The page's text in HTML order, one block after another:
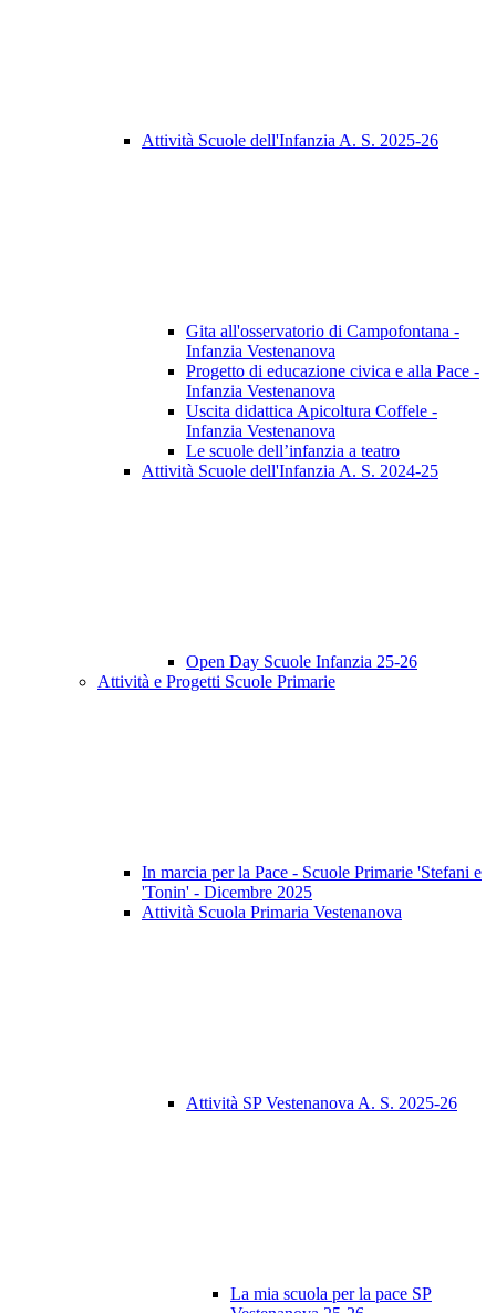
Attività Scuole dell'Infanzia A. S. 2025-26
Gita all'osservatorio di Campofontana -
Infanzia Vestenanova
Progetto di educazione civica e alla Pace -
Infanzia Vestenanova
Uscita didattica Apicoltura Coffele -
Infanzia Vestenanova
Le scuole dell’infanzia a teatro
Attività Scuole dell'Infanzia A. S. 2024-25
Open Day Scuole Infanzia 25-26
Attività e Progetti Scuole Primarie
In marcia per la Pace - Scuole Primarie 'Stefani e
'Tonin' - Dicembre 2025
Attività Scuola Primaria Vestenanova
Attività SP Vestenanova A. S. 2025-26
La mia scuola per la pace SP